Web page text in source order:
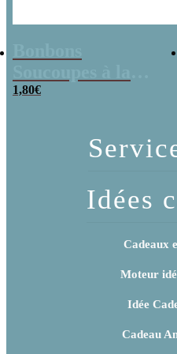
poudre (x20)
1,80€
Idées
Cadeaux
Moteur
Idée
Cadeau